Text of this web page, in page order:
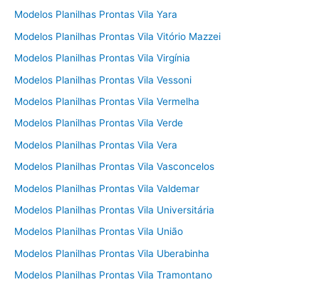
Modelos Planilhas Prontas Vila Yara
Modelos Planilhas Prontas Vila Vitório Mazzei
Modelos Planilhas Prontas Vila Virgínia
Modelos Planilhas Prontas Vila Vessoni
Modelos Planilhas Prontas Vila Vermelha
Modelos Planilhas Prontas Vila Verde
Modelos Planilhas Prontas Vila Vera
Modelos Planilhas Prontas Vila Vasconcelos
Modelos Planilhas Prontas Vila Valdemar
Modelos Planilhas Prontas Vila Universitária
Modelos Planilhas Prontas Vila União
Modelos Planilhas Prontas Vila Uberabinha
Modelos Planilhas Prontas Vila Tramontano